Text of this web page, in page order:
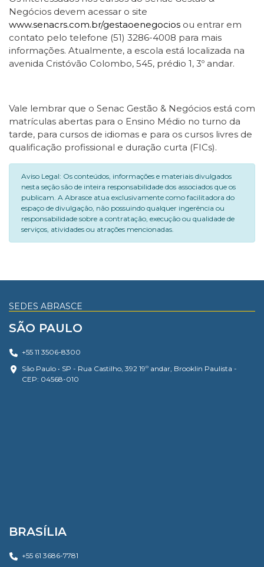
Negócios devem acessar o site
www.senacrs.com.br/gestaoenegocios ou entrar em
contato pelo telefone (51) 3286-4008 para mais
informações. Atualmente, a escola está localizada na
avenida Cristóvão Colombo, 545, prédio 1, 3º andar.
Vale lembrar que o Senac Gestão & Negócios está com
matrículas abertas para o Ensino Médio no turno da
tarde, para cursos de idiomas e para os cursos livres de
qualificação profissional e duração curta (FICs).
Aviso Legal: Os conteúdos, informações e materiais divulgados
nesta seção são de inteira responsabilidade dos associados que os
publicam. A Abrasce atua exclusivamente como facilitadora do
espaço de divulgação, não possuindo qualquer ingerência ou
responsabilidade sobre a contratação, execução ou qualidade de
serviços, atividades ou atrações mencionadas.
SEDES ABRASCE
SÃO PAULO
+55 11 3506-8300
São Paulo • SP - Rua Castilho, 392 19º andar, Brooklin Paulista -
CEP: 04568-010
BRASÍLIA
+55 61 3686-7781